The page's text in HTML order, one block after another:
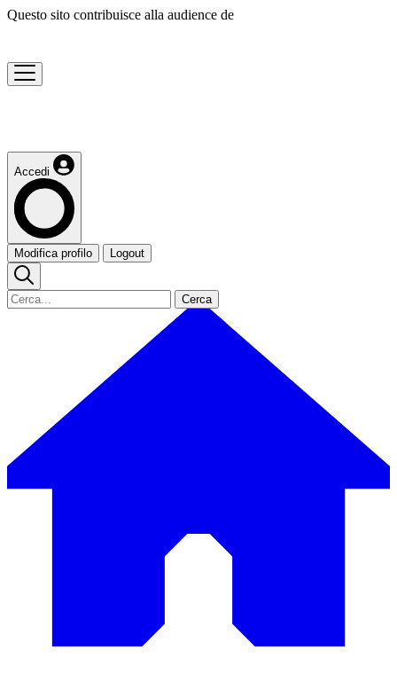
Questo sito contribuisce alla audience de
Accedi
Modifica profilo Logout
Cerca